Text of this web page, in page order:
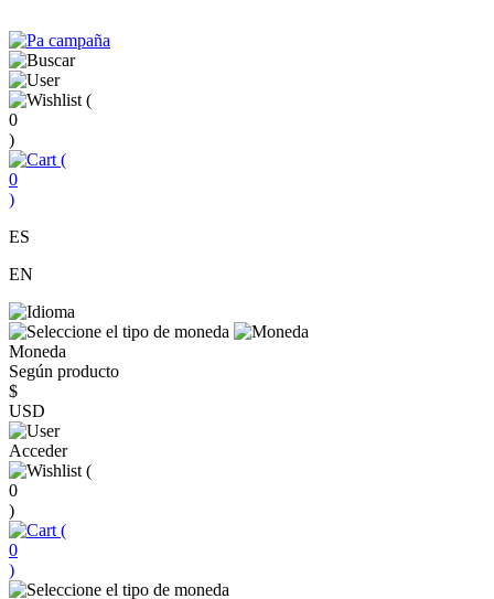
(
0
)
(
0
)
ES
EN
Moneda
Según producto
$
USD
Acceder
(
0
)
(
0
)